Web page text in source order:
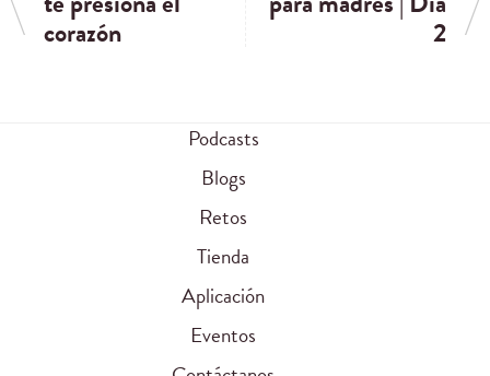
corazón 2
Podcasts
Blogs
Retos
Tienda
Aplicación
Eventos